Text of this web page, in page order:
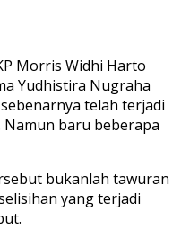
Morris Widhi Harto
Yudhistira Nugraha
telah terjadi
baru beberapa
bukanlah tawuran
yang terjadi